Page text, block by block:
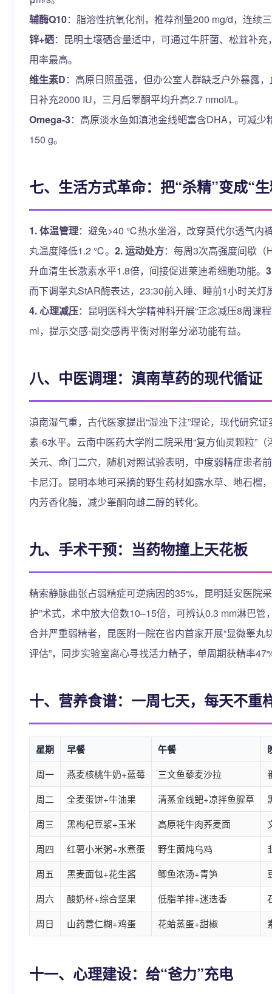
辅酶Q10：脂溶性抗氧化剂，推荐剂量200 mg/d，连续
锌+硒：昆明土壤硒含量适中，可通过牛肝菌、松茸补
用率最高。
维生素D：高原日照虽强，但办公室人群缺乏户外暴露
日补充2000 IU，三月后睾酮平均升高2.7 nmol/L。
Omega-3：高原淡水鱼如滇池金线鲃富含DHA，可减
150 g。
七、生活方式革命：把“杀精”变成“
1. 体温管理：避免>40 ℃热水坐浴，改穿莫代尔透气内
丸温度降低1.2 ℃。 2. 运动处方：每周3次高强度间歇
升血清生长激素水平1.8倍，间接促进莱迪希细胞功能。
而下调睾丸StAR酶表达，23:30前入睡、睡前1小时关
4. 心理减压：昆明医科大学精神科开展“正念减压8周课
ml，提示交感-副交感再平衡对附睾分泌功能有益。
八、中医调理：滇南草药的现代循证
滇南湿气重，古代医家提出“湿浊下注”理论，现代研究
素-6水平。云南中医药大学附二院采用“复方仙灵颗粒”
关元、命门二穴，随机对照试验表明，中度弱精症患者
卡尼汀。昆明本地可采摘的野生药材如露水草、地石榴
内芳香化酶，减少睾酮向雌二醇的转化。
九、手术干预：当药物撞上天花板
精索静脉曲张占弱精症可逆病因的35%，昆明延安医院
护”术式，术中放大倍数10–15倍，可辨认0.3 mm淋巴
合并严重弱精者，昆医附一院在省内首家开展“显微睾
评估”，同步实验室离心寻找活力精子，单周期获精率
十、营养食谱：一周七天，每天不重
星期 早餐 午餐
周一 燕麦核桃牛奶+蓝莓 三文鱼藜麦沙拉
周二
全麦蛋饼+牛油果 清蒸金线鲃+凉拌鱼腥草
周三
黑枸杞豆浆+玉米 高原牦牛肉荞麦面
周四
红薯小米粥+水煮蛋 野生菌炖乌鸡
周五
黑麦面包+花生酱 鲫鱼浓汤+青笋
周六
酸奶杯+综合坚果 低脂羊排+迷迭香
周日
山药薏仁糊+鸡蛋 花蛤蒸蛋+甜椒
十一、心理建设：给“爸力”充电